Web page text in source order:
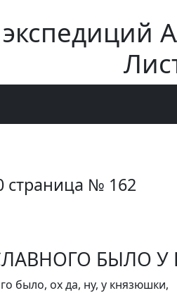
страница № 162
БЫЛО
было, ох да, ну, у князюшки,